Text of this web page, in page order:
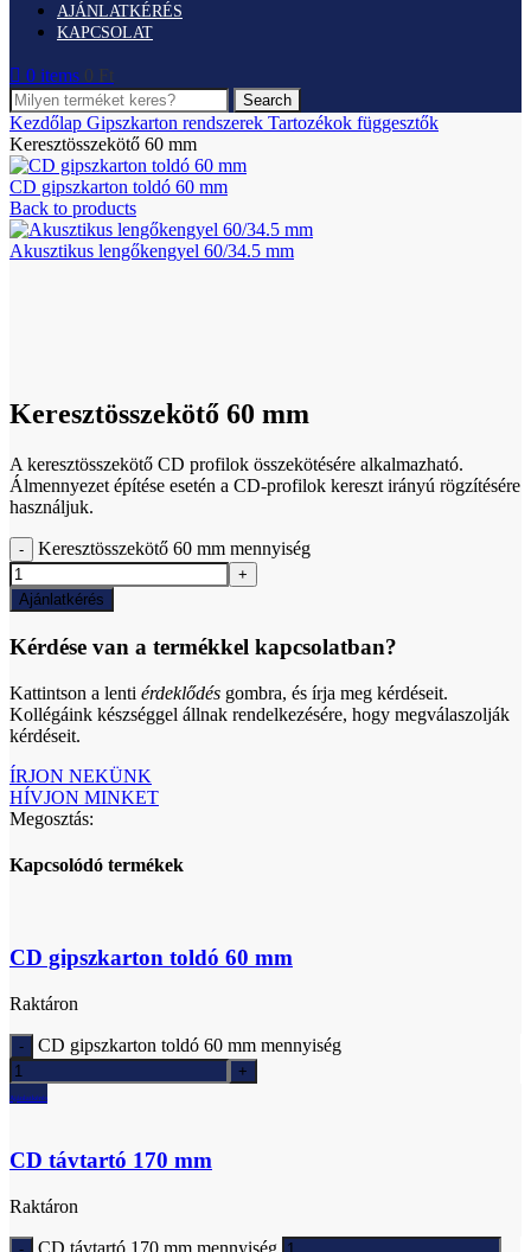
AJÁNLATKÉRÉS
KAPCSOLAT
0 items 0 Ft
Search
Kezdőlap Gipszkarton rendszerek Tartozékok függesztők
Keresztösszekötő 60 mm
CD gipszkarton toldó 60 mm
Back to products
Akusztikus lengőkengyel 60/34.5 mm
Keresztösszekötő 60 mm
A keresztösszekötő CD profilok összekötésére alkalmazható.
Álmennyezet építése esetén a CD-profilok kereszt irányú rögzítésére
használjuk.
Keresztösszekötő 60 mm mennyiség
Ajánlatkérés
Kérdése van a termékkel kapcsolatban?
Kattintson a lenti érdeklődés gombra, és írja meg kérdéseit.
Kollégáink készséggel állnak rendelkezésére, hogy megválaszolják
kérdéseit.
ÍRJON NEKÜNK
HÍVJON MINKET
Megosztás:
Kapcsolódó termékek
CD gipszkarton toldó 60 mm
Raktáron
CD gipszkarton toldó 60 mm mennyiség
Ajánlatkérés
CD távtartó 170 mm
Raktáron